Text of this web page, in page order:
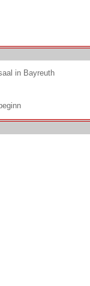
in Bayreuth